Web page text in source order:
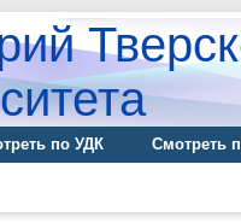
по УДК
Смотреть